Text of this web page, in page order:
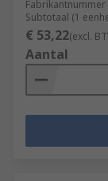
Fabrikantnummer
Subtotaal (1
€ 53,22(excl.
Aantal